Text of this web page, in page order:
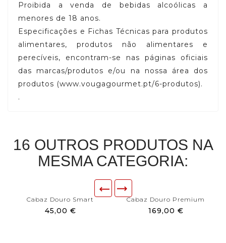
Proibida a venda de bebidas alcoólicas a
menores de 18 anos.
Especificações e Fichas Técnicas para produtos
alimentares, produtos não alimentares e
perecíveis, encontram-se nas páginas oficiais
das marcas/produtos e/ou na nossa área dos
produtos (www.vougagourmet.pt/6-produtos).
.
16 OUTROS PRODUTOS NA
MESMA CATEGORIA:
Cabaz Douro Smart
45,00 €
Cabaz Douro Premium
169,00 €